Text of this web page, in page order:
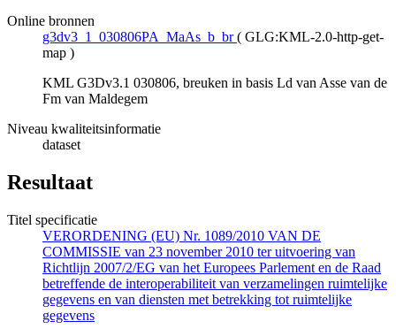
Online bronnen
g3dv3_1_030806PA_MaAs_b_br ( GLG:KML-2.0-http-get-
map )
KML G3Dv3.1 030806, breuken in basis Ld van Asse van de
Fm van Maldegem
Niveau kwaliteitsinformatie
dataset
Resultaat
Titel specificatie
VERORDENING (EU) Nr. 1089/2010 VAN DE
COMMISSIE van 23 november 2010 ter uitvoering van
Richtlijn 2007/2/EG van het Europees Parlement en de Raad
betreffende de interoperabiliteit van verzamelingen ruimtelijke
gegevens en van diensten met betrekking tot ruimtelijke
gegevens